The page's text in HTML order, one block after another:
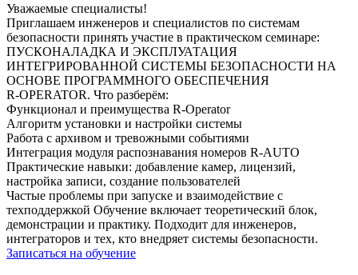
Уважаемые специалисты!
Приглашаем инженеров и специалистов по системам
безопасности принять участие в практическом семинаре:
ПУСКОНАЛАДКА И ЭКСПЛУАТАЦИЯ
ИНТЕГРИРОВАННОЙ СИСТЕМЫ БЕЗОПАСНОСТИ НА
ОСНОВЕ ПРОГРАММНОГО ОБЕСПЕЧЕНИЯ
R‑OPERATOR. Что разберём:
Функционал и преимущества R-Operator
Алгоритм установки и настройки системы
Работа с архивом и тревожными событиями
Интеграция модуля распознавания номеров R-AUTO
Практические навыки: добавление камер, лицензий,
настройка записи, создание пользователей
Частые проблемы при запуске и взаимодействие с
техподдержкой Обучение включает теоретический блок,
демонстрации и практику. Подходит для инженеров,
интеграторов и тех, кто внедряет системы безопасности.
Записаться на обучение